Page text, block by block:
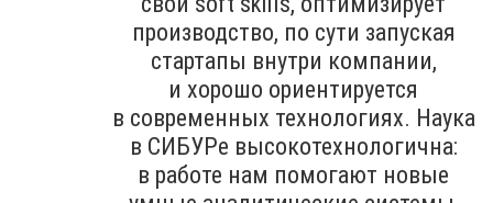
производство, по сути запуская
стартапы внутри компании,
и хорошо ориентируется
в современных технологиях. Наука
в СИБУРе высокотехнологична:
в работе нам помогают новые